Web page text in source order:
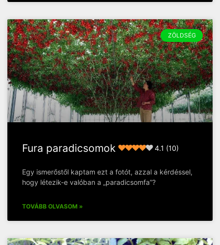
ZÖLDSÉG
Fura paradicsomok 4.1 (10)
Egy ismerőstől kaptam ezt a fotót, azzal a kérdéssel,
hogy létezik-e valóban a „paradicsomfa”?
TOVÁBB OLVASOM »